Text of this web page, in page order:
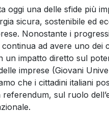
oggi una delle sfide più
sicura, sostenibile ed
Nonostante i
ad avere uno dei
un impatto diretto sul
imprese (Giovani
che i cittadini italiani
sul ruolo